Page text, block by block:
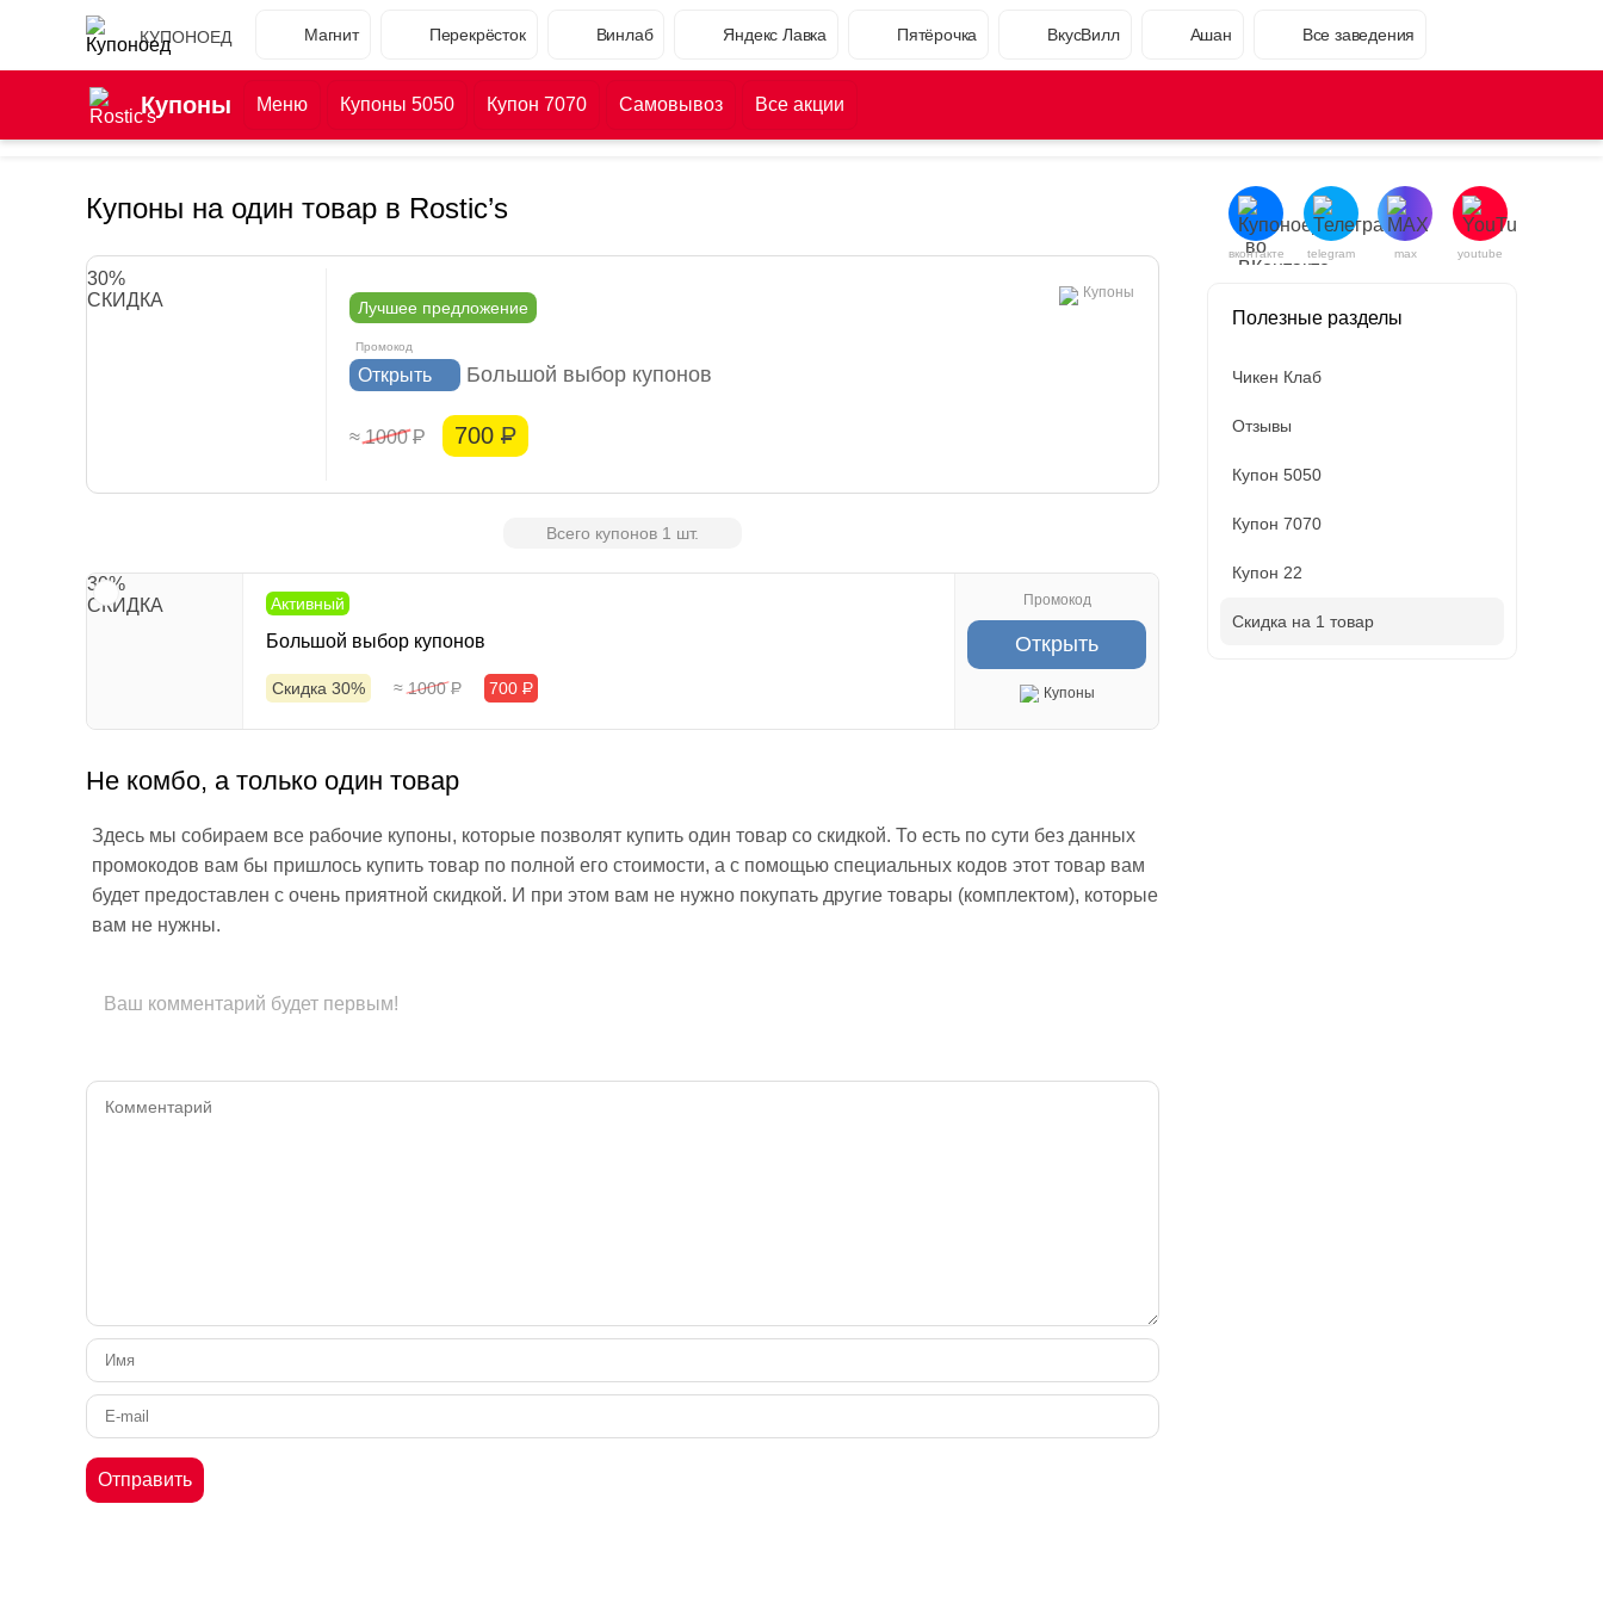
КУПОНОЕД Магнит Перекрёсток Винлаб Яндекс Лавка Пятёрочка ВкусВилл Ашан Все заведения
Купоны Меню Купоны 5050 Купон 7070 Самовывоз Все акции
Купоны на один товар в Rostic’s
Купоны
30%
СКИДКА
Лучшее предложение
Открыть Большой выбор купонов
≈ 1000Р 700 Р
Всего купонов 1 шт.
30%
СКИДКА
Активный
Большой выбор купонов
Скидка 30% ≈ 1000Р 700 Р
Промокод
Открыть
Купоны
Не комбо, а только один товар
Здесь мы собираем все рабочие купоны, которые позволят купить один товар со скидкой. То есть по сути без данных
промокодов вам бы пришлось купить товар по полной его стоимости, а с помощью специальных кодов этот товар вам
будет предоставлен с очень приятной скидкой. И при этом вам не нужно покупать другие товары (комплектом), которые
вам не нужны.
Ваш комментарий будет первым!
вконтакте telegram max youtube
Полезные разделы
Чикен Клаб
Отзывы
Купон 5050
Купон 7070
Купон 22
Скидка на 1 товар